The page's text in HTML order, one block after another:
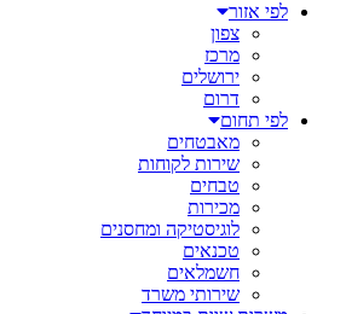
לפי אזור
צפון
מרכז
ירושלים
דרום
לפי תחום
מאבטחים
שירות לקוחות
טבחים
מכירות
לוגיסטיקה ומחסנים
טכנאים
חשמלאים
שירותי משרד